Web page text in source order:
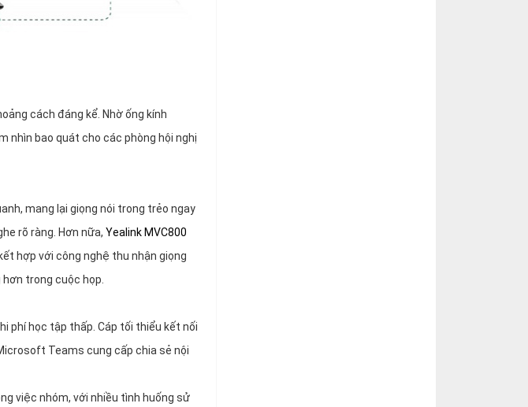
cách đáng kể. Nhờ ống kính
nhìn bao quát cho các phòng hội nghị
mang lại giọng nói trong trẻo ngay
rõ ràng. Hơn nữa, Yealink MVC800
hợp với công nghệ thu nhận giọng
trong cuộc họp.
phí học tập thấp. Cáp tối thiểu kết nối
Teams cung cấp chia sẻ nội
việc nhóm, với nhiều tình huống sử